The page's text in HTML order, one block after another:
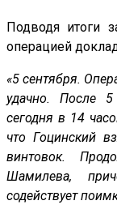
Подводя итоги
операцией
«5 сентября.
удачно. После 5
сегодня в 14
что Гоцинский
винтовок.
Шамилева,
содействует